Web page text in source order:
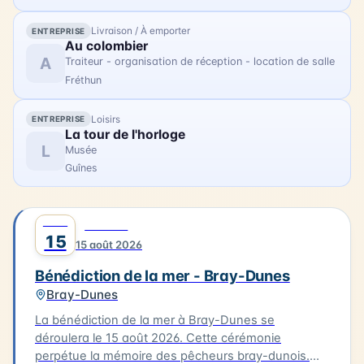
ENTREPRISE Livraison / À emporter
A
Au colombier
Traiteur - organisation de réception - location de salle
Fréthun
ENTREPRISE Loisirs
L
La tour de l'horloge
Musée
Guînes
15 15 août 2026
Bénédiction de la mer - Bray-Dunes
Bray-Dunes
La bénédiction de la mer à Bray-Dunes se
déroulera le 15 août 2026. Cette cérémonie
perpétue la mémoire des pêcheurs bray-dunois.